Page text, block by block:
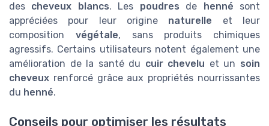
des cheveux blancs. Les poudres de henné sont
appréciées pour leur origine naturelle et leur
composition végétale, sans produits chimiques
agressifs. Certains utilisateurs notent également une
amélioration de la santé du cuir chevelu et un soin
cheveux renforcé grâce aux propriétés nourrissantes
du henné.
Conseils pour optimiser les résultats